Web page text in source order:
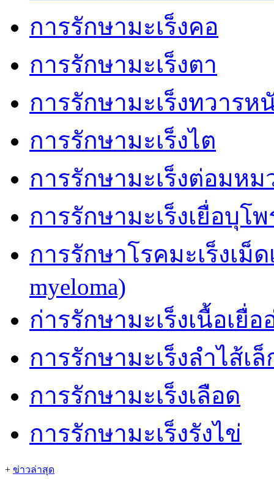
การรักษามะเร็งคอ
การรักษามะเร็งตา
การรักษามะเร็งทวารห
การรักษามะเร็งไต
การรักษามะเร็งต่อมหม
การรักษามะเร็งเยื่อบุโ
การรักษาโรคมะเร็งเม็
myeloma)
ก่ารรักษามะเร็งเนื้อเยื่อ
การรักษามะเร็งลำไส้เล็
การรักษามะเร็งเลือด
การรักษามะเร็งรังไข่
+ ข่าวล่าสุด